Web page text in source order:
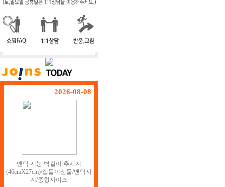
2026-08-08
엔틱 지붕 벽걸이 추시계
(46cmX27cm)/집들이선물/앤틱시
계/중형사이즈